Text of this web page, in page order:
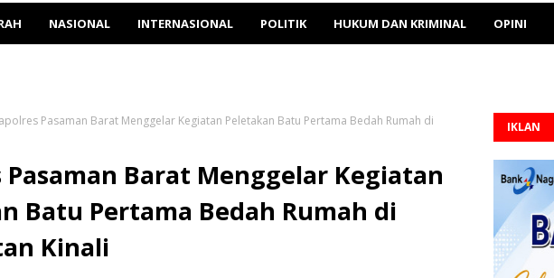
NASIONAL INTERNASIONAL POLITIK HUKUM DAN KRIMINAL OPINI
Pasaman Barat Menggelar Kegiatan Peletakan Batu Pertama Bedah Rumah di
Pasaman Barat Menggelar Kegiatan
Batu Pertama Bedah Rumah di
Kinali
IKLAN